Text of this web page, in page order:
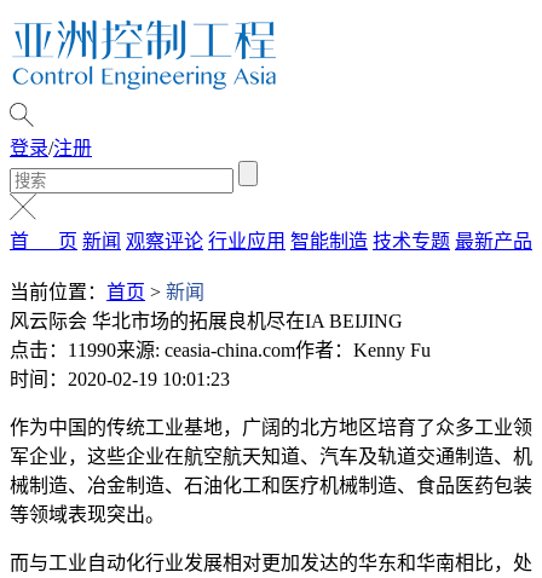
登录/注册
首 页 新闻 观察评论 行业应用 智能制造 技术专题 最新产品
当前位置： 首页 > 新闻
风云际会 华北市场的拓展良机尽在IA BEIJING
点击：11990来源: ceasia-china.com作者：Kenny Fu
时间：2020-02-19 10:01:23
作为中国的传统工业基地，广阔的北方地区培育了众多工业领
军企业，这些企业在航空航天知道、汽车及轨道交通制造、机
械制造、冶金制造、石油化工和医疗机械制造、食品医药包装
等领域表现突出。
而与工业自动化行业发展相对更加发达的华东和华南相比，处